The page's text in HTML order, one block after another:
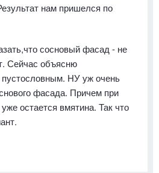
нам пришелся по
сосновый фасад - не
Сейчас объясню
НУ уж очень
фасада. Причем при
остается вмятина. Так что